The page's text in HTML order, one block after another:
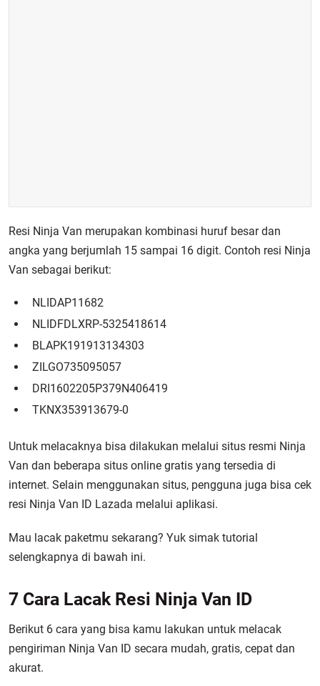
Resi Ninja Van merupakan kombinasi huruf besar dan
angka yang berjumlah 15 sampai 16 digit. Contoh resi Ninja
Van sebagai berikut:
NLIDAP11682
NLIDFDLXRP-5325418614
BLAPK191913134303
ZILGO735095057
DRI1602205P379N406419
TKNX353913679-0
Untuk melacaknya bisa dilakukan melalui situs resmi Ninja
Van dan beberapa situs online gratis yang tersedia di
internet. Selain menggunakan situs, pengguna juga bisa cek
resi Ninja Van ID Lazada melalui aplikasi.
Mau lacak paketmu sekarang? Yuk simak tutorial
selengkapnya di bawah ini.
7 Cara Lacak Resi Ninja Van ID
Berikut 6 cara yang bisa kamu lakukan untuk melacak
pengiriman Ninja Van ID secara mudah, gratis, cepat dan
akurat.